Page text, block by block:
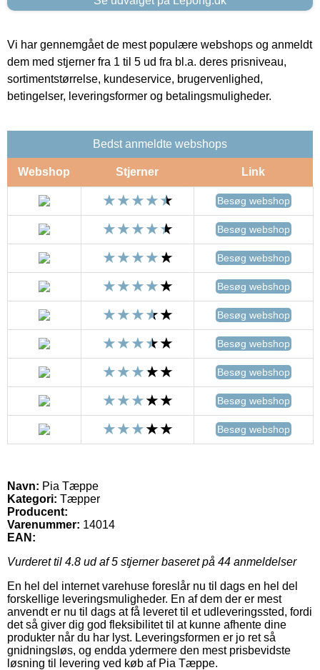
Vi har gennemgået de mest populære webshops og anmeldt
dem med stjerner fra 1 til 5 ud fra bl.a. deres prisniveau,
sortimentstørrelse, kundeservice, brugervenlighed,
betingelser, leveringsformer og betalingsmuligheder.
Bedst anmeldte webshops
Webshop Stjerner Link
Besøg webshop
Besøg webshop
Besøg webshop
Besøg webshop
Besøg webshop
Besøg webshop
Besøg webshop
Besøg webshop
Besøg webshop
Navn: Pia Tæppe
Kategori: Tæpper
Producent:
Varenummer: 14014
EAN:
Vurderet til 4.8 ud af 5 stjerner baseret på 44 anmeldelser
En hel del internet varehuse foreslår nu til dags en hel del
forskellige leveringsmuligheder. En af dem der er mest
anvendt er nu til dags at få leveret til et udleveringssted, fordi
det så giver dig god fleksibilitet til at kunne afhente dine
produkter når du har lyst. Leveringsformen er jo ret så
gnidningsløs, og endda ydermere den mest prisbevidste
løsning til levering ved køb af Pia Tæppe.